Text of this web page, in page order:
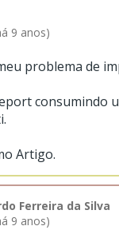
9 anos)
problema de
consumindo
Artigo.
Ferreira da Silva
9 anos)